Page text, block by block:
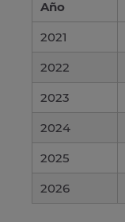
Año
2021
2022
2023
2024
2025
2026